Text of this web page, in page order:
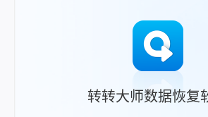
转转大师数据恢复